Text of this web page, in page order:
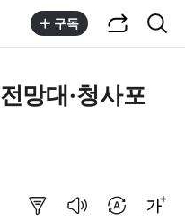
구독
망대·청사포